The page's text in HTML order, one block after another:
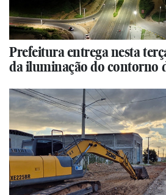
Prefeitura entrega nesta
da iluminação do contorno